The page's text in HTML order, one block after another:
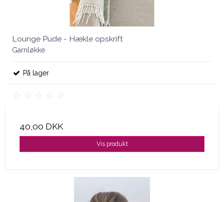
Lounge Pude - Hækle opskrift
Garnløkke
På lager
40,00 DKK
Vis produkt